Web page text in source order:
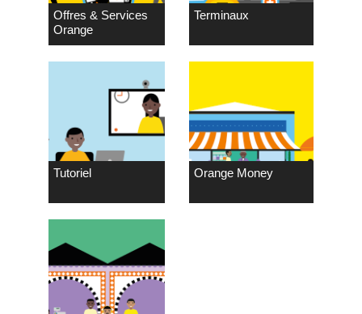
Offres & Services
Orange
Terminaux
Tutoriel Orange Money